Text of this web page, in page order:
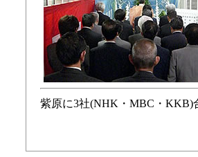
紫原に3社(NHK・MBC・KKB)